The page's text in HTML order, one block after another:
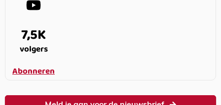
7,5K
volgers
Abonneren